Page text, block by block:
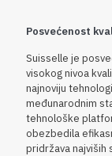
Posvećenost
Suisselle je
visokog nivoa
najnoviju
međunarodnim
tehnološke
obezbedila
pridržava najviših